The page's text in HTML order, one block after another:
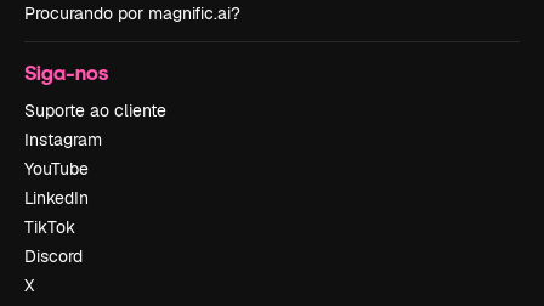
Procurando por magnific.ai?
Siga-nos
Suporte ao cliente
Instagram
YouTube
LinkedIn
TikTok
Discord
X